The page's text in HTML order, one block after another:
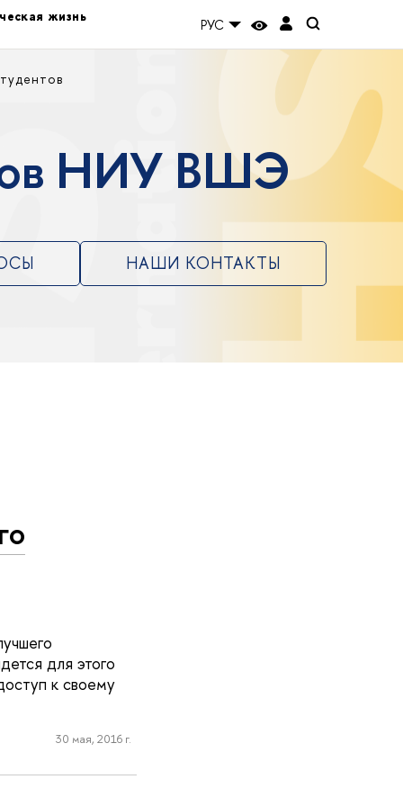
жизнь РУС
НИУ ВШЭ
НАШИ КОНТАКТЫ
для этого
к своему
30 мая, 2016 г.